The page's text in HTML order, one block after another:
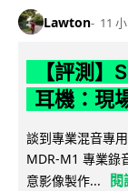
Lawton 11
【評測
耳機：現
談到專業混音專
MDR-M1 專業錄
意影像製作...